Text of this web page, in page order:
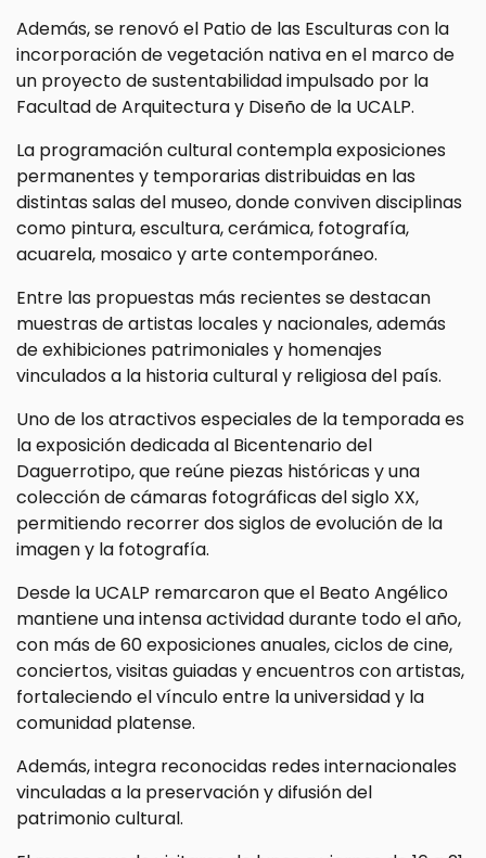
Además, se renovó el Patio de las Esculturas con la
incorporación de vegetación nativa en el marco de
un proyecto de sustentabilidad impulsado por la
Facultad de Arquitectura y Diseño de la UCALP.
La programación cultural contempla exposiciones
permanentes y temporarias distribuidas en las
distintas salas del museo, donde conviven disciplinas
como pintura, escultura, cerámica, fotografía,
acuarela, mosaico y arte contemporáneo.
Entre las propuestas más recientes se destacan
muestras de artistas locales y nacionales, además
de exhibiciones patrimoniales y homenajes
vinculados a la historia cultural y religiosa del país.
Uno de los atractivos especiales de la temporada es
la exposición dedicada al Bicentenario del
Daguerrotipo, que reúne piezas históricas y una
colección de cámaras fotográficas del siglo XX,
permitiendo recorrer dos siglos de evolución de la
imagen y la fotografía.
Desde la UCALP remarcaron que el Beato Angélico
mantiene una intensa actividad durante todo el año,
con más de 60 exposiciones anuales, ciclos de cine,
conciertos, visitas guiadas y encuentros con artistas,
fortaleciendo el vínculo entre la universidad y la
comunidad platense.
Además, integra reconocidas redes internacionales
vinculadas a la preservación y difusión del
patrimonio cultural.